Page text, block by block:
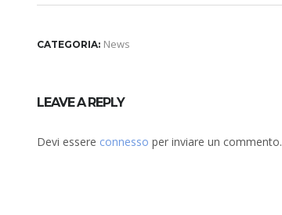
CATEGORIA: News
LEAVE A REPLY
Devi essere connesso per inviare un commento.